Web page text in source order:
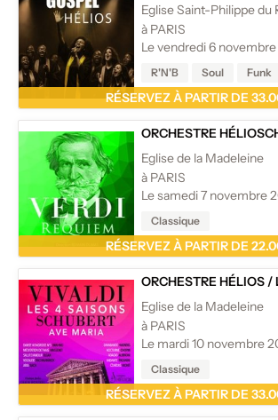
Eglise Saint-Philippe du
à PARIS
Le vendredi 6
R'N'B Soul Funk
RÉSERVEZ À PARTIR DE
ORCHESTRE HÉLIOS
Eglise de la Madeleine
à PARIS
Le samedi 7 novembre
Classique
RÉSERVEZ À PARTIR DE
ORCHESTRE HÉLIOS /
Eglise de la Madeleine
à PARIS
Le mardi 10 novembre
Classique
RÉSERVEZ À PARTIR DE